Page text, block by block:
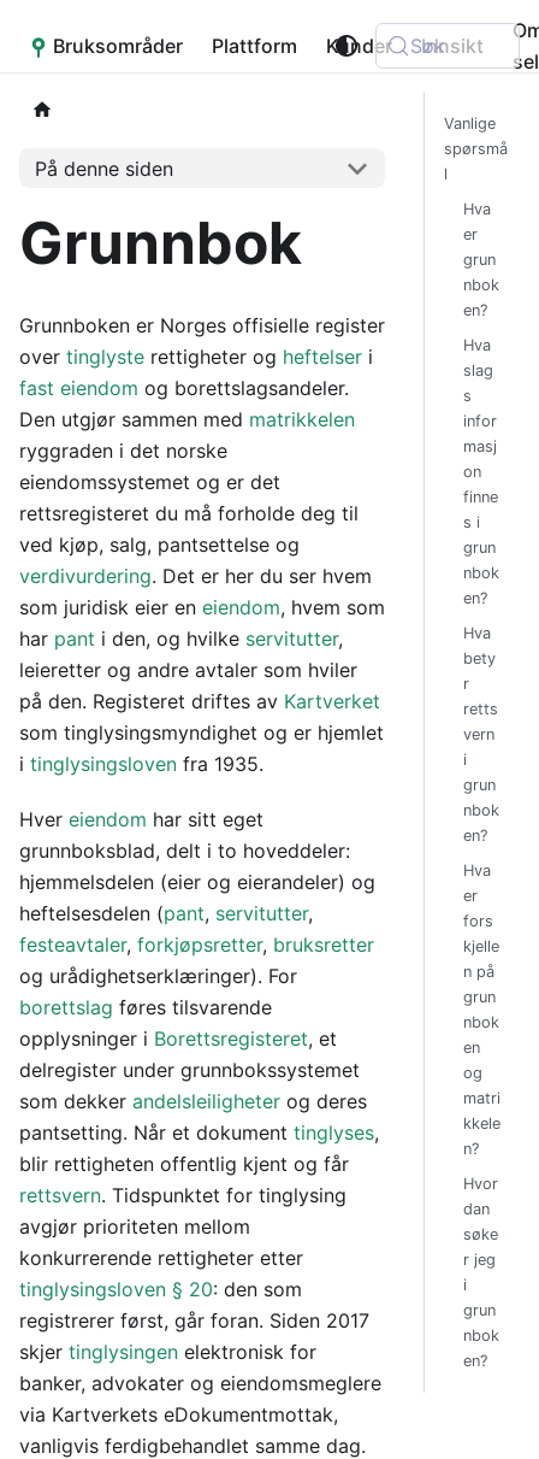
Placepoint
Bruksområder Plattform Kunder Innsikt
Søk
På denne siden
Grunnbok
Grunnboken er Norges offisielle register
over tinglyste rettigheter og heftelser i
fast eiendom og borettslagsandeler.
Den utgjør sammen med matrikkelen
ryggraden i det norske
eiendomssystemet og er det
rettsregisteret du må forholde deg til
ved kjøp, salg, pantsettelse og
verdivurdering. Det er her du ser hvem
som juridisk eier en eiendom, hvem som
har pant i den, og hvilke servitutter,
leieretter og andre avtaler som hviler
på den. Registeret driftes av Kartverket
som tinglysingsmyndighet og er hjemlet
i tinglysingsloven fra 1935.
Hver eiendom har sitt eget
grunnboksblad, delt i to hoveddeler:
hjemmelsdelen (eier og eierandeler) og
heftelsesdelen (pant, servitutter,
festeavtaler, forkjøpsretter, bruksretter
og urådighetserklæringer). For
borettslag føres tilsvarende
opplysninger i Borettsregisteret, et
delregister under grunnbokssystemet
som dekker andelsleiligheter og deres
pantsetting. Når et dokument tinglyses,
blir rettigheten offentlig kjent og får
rettsvern. Tidspunktet for tinglysing
avgjør prioriteten mellom
konkurrerende rettigheter etter
tinglysingsloven § 20: den som
registrerer først, går foran. Siden 2017
skjer tinglysingen elektronisk for
banker, advokater og eiendomsmeglere
via Kartverkets eDokumentmottak,
vanligvis ferdigbehandlet samme dag.
Vanlige
spørsmå
l
Hva
er
grun
nbok
en?
Hva
slag
s
infor
masj
on
finne
s i
grun
nbok
en?
Hva
bety
r
retts
vern
i
grun
nbok
en?
Hva
er
fors
kjelle
n på
grun
nbok
en
og
matri
kkele
n?
Hvor
dan
søke
r jeg
i
grun
nbok
en?